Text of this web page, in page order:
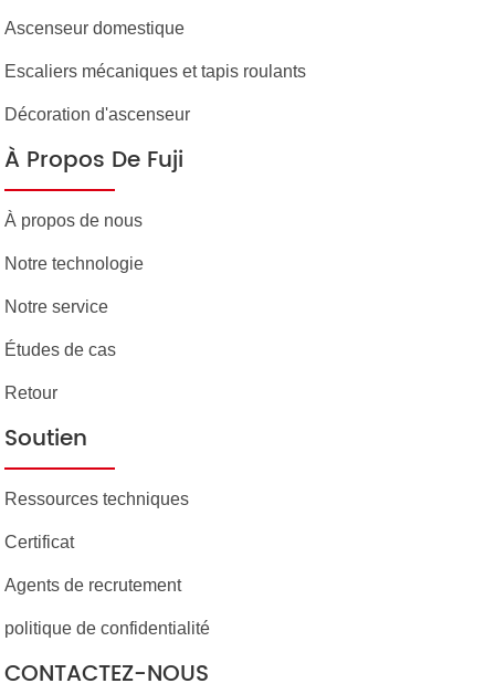
Ascenseur domestique
Escaliers mécaniques et tapis roulants
Décoration d'ascenseur
À Propos De Fuji
À propos de nous
Notre technologie
Notre service
Études de cas
Retour
Soutien
Ressources techniques
Certificat
Agents de recrutement
politique de confidentialité
CONTACTEZ-NOUS